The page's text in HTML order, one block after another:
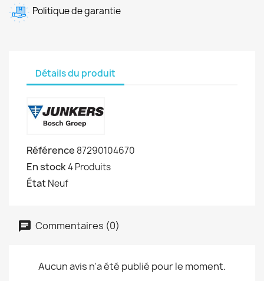
Politique de garantie
Détails du produit
Référence 87290104670
En stock4 Produits
ÉtatNeuf
Commentaires (0)
Aucun avis n'a été publié pour le moment.